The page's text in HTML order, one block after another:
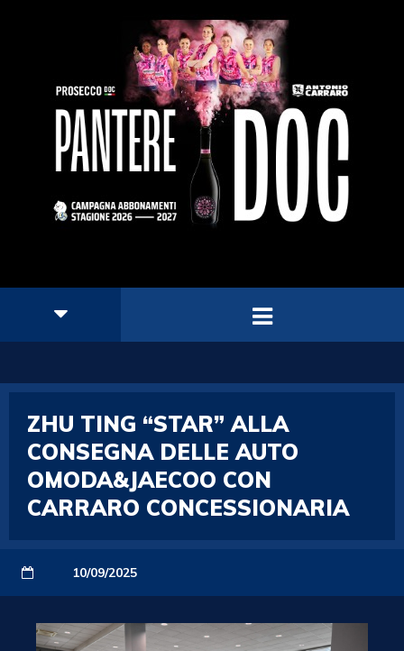
ZHU TING “STAR” ALLA
CONSEGNA DELLE AUTO
OMODA&JAECOO CON
CARRARO CONCESSIONARIA
10/09/2025